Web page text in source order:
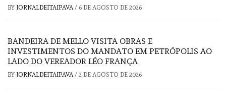
BY JORNALDEITAIPAVA/ 6 DE AGOSTO DE 2026
BANDEIRA DE MELLO VISITA OBRAS E
INVESTIMENTOS DO MANDATO EM PETRÓPOLIS AO
LADO DO VEREADOR LÉO FRANÇA
BY JORNALDEITAIPAVA/ 2 DE AGOSTO DE 2026